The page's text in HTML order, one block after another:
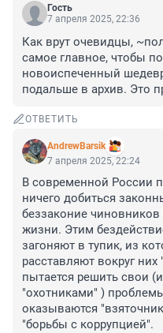
Гость
7 апреля 2025, 22:36
Как врут очевидцы,
самое главное, чтобы
новоиспеченный
подальше в архив. Это
ОТВЕТИТЬ
AndrewBarsik
7 апреля 2025, 22:24
В современной России
ничего добиться
беззаконие
жизни. Этим
загоняют в тупик, из
расставляют вокруг
пытается решить свои
"охотниками" )
оказываются
"борьбы с коррупцией".